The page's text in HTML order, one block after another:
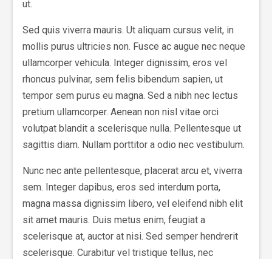
ut.
Sed quis viverra mauris. Ut aliquam cursus velit, in
mollis purus ultricies non. Fusce ac augue nec neque
ullamcorper vehicula. Integer dignissim, eros vel
rhoncus pulvinar, sem felis bibendum sapien, ut
tempor sem purus eu magna. Sed a nibh nec lectus
pretium ullamcorper. Aenean non nisl vitae orci
volutpat blandit a scelerisque nulla. Pellentesque ut
sagittis diam. Nullam porttitor a odio nec vestibulum.
Nunc nec ante pellentesque, placerat arcu et, viverra
sem. Integer dapibus, eros sed interdum porta,
magna massa dignissim libero, vel eleifend nibh elit
sit amet mauris. Duis metus enim, feugiat a
scelerisque at, auctor at nisi. Sed semper hendrerit
scelerisque. Curabitur vel tristique tellus, nec